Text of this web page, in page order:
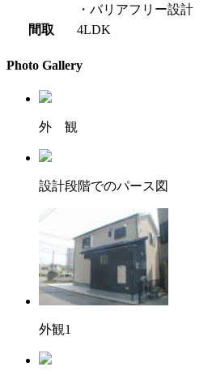
・バリアフリー設計
間取
4LDK
Photo Gallery
外 観
設計段階でのパース図
外観1